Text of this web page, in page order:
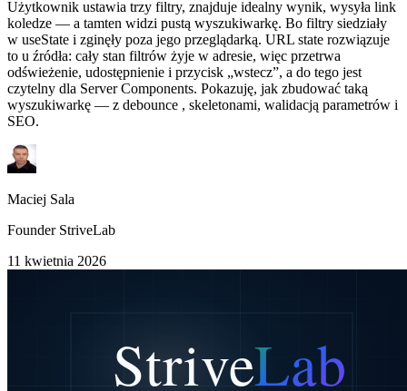
Użytkownik ustawia trzy filtry, znajduje idealny wynik, wysyła link
koledze — a tamten widzi pustą wyszukiwarkę. Bo filtry siedziały
w useState i zginęły poza jego przeglądarką. URL state rozwiązuje
to u źródła: cały stan filtrów żyje w adresie, więc przetrwa
odświeżenie, udostępnienie i przycisk „wstecz”, a do tego jest
czytelny dla Server Components. Pokazuję, jak zbudować taką
wyszukiwarkę — z debounce , skeletonami, walidacją parametrów i
SEO.
Maciej Sala
Founder StriveLab
11 kwietnia 2026